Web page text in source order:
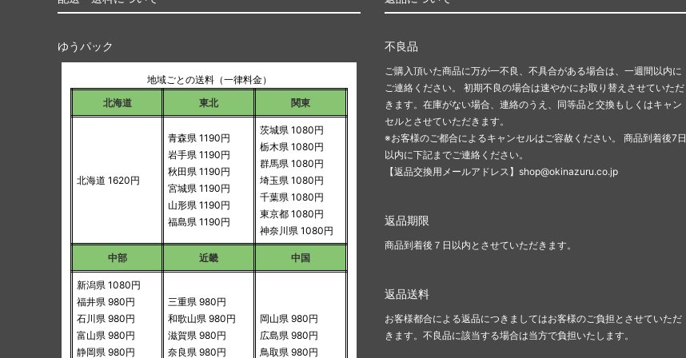
ゆうパック
地域ごとの送料（一律料金）
北海道
東北 関東
北海道 1620円
青森県 1190円
岩手県 1190円
秋田県 1190円
宮城県 1190円
山形県 1190円
福島県 1190円
茨城県 1080円
栃木県 1080円
群馬県 1080円
埼玉県 1080円
千葉県 1080円
東京都 1080円
神奈川県 1080円
中部 近畿 中国
新潟県 1080円
福井県 980円
石川県 980円
富山県 980円
静岡県 980円
三重県 980円
和歌山県 980円
滋賀県 980円
奈良県 980円
岡山県 980円
広島県 980円
鳥取県 980円
不良品
ご購入頂いた商品に万が一不良、不具合がある場合は、一週間以内に
ご連絡ください。 初期不良の場合は速やかにお取り替えさせていただ
きます。在庫がない場合、連絡のうえ、同等品と交換もしくはキャン
セルとさせていただきます。
※お客様のご都合によるキャンセルはご容赦ください。 商品到着後7日
以内に下記までご連絡ください。
【返品交換用メールアドレス】shop@okinazuru.co.jp
返品期限
商品到着後７日以内とさせていただきます。
返品送料
お客様都合による返品につきましてはお客様のご負担とさせていただ
きます。不良品に該当する場合は当方で負担いたします。